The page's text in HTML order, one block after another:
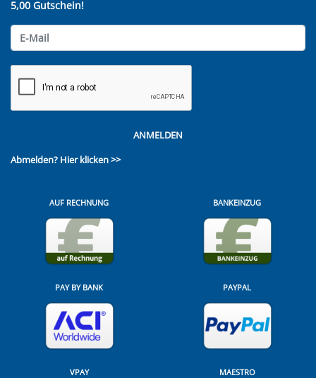
5,00 Gutschein!
ANMELDEN
Abmelden? Hier klicken >>
AUF RECHNUNG BANKEINZUG
PAY BY BANK PAYPAL
VPAY MAESTRO